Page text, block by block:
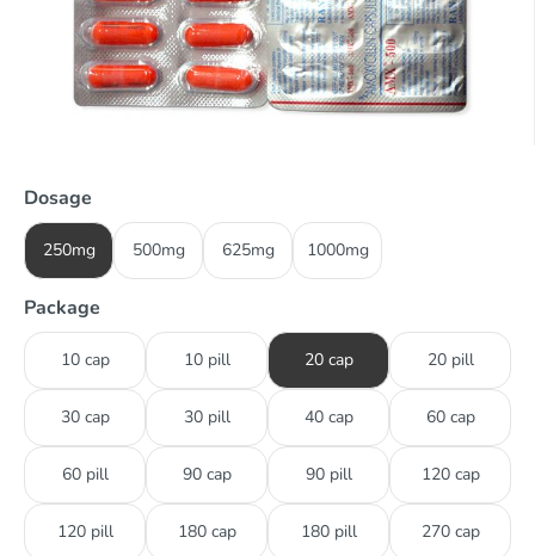
Dosage
250mg 500mg 625mg 1000mg
Package
10 cap 10 pill 20 cap 20 pill
30 cap 30 pill 40 cap 60 cap
60 pill 90 cap 90 pill 120 cap
120 pill 180 cap 180 pill 270 cap